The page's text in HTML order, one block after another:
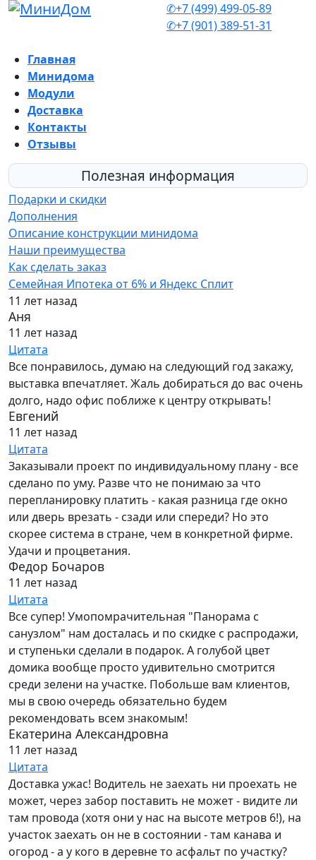
✆+7 (499) 499-05-89
✆+7 (901) 389-51-31
Главная
Минидома
Модули
Доставка
Контакты
Отзывы
Полезная информация
Подарки и скидки
Дополнения
Описание конструкции минидома
Наши преимущества
Как сделать заказ
Семейная Ипотека от 6% и Яндекс Сплит
11 лет назад
Аня
11 лет назад
Цитата
Все понравилось, думаю на следующий год закажу,
выставка впечатляет. Жаль добираться до вас очень
долго, надо офис поближе к центру открывать!
Евгений
11 лет назад
Цитата
Заказывали проект по индивидуальному плану - все
сделано по уму. Разве что не понимаю за что
перепланировку платить - какая разница где окно
или дверь врезать - сзади или спереди? Но это
скорее система в стране, чем в конкретной фирме.
Удачи и процветания.
Федор Бочаров
11 лет назад
Цитата
Все супер! Умопомрачительная "Панорама с
санузлом" нам досталась и по скидке с распродажи,
и ступеньки сделали в подарок. А голубой цвет
домика вообще просто удивительно смотрится
среди зелени на участке. Побольше вам клиентов,
мы в свою очередь обязательно будем
рекомендовать всем знакомым!
Екатерина Александровна
11 лет назад
Цитата
Доставка ужас! Водитель не заехать ни проехать не
может, через забор поставить не может - видите ли
там провода (хотя они у нас на высоте метров 6!), на
участок заехать он не в состоянии - там канава и
огород - а у кого в деревне то асфальт по участку?